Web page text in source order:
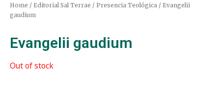
Home / Editorial Sal Terrae / Presencia Teológica / Evangelii
gaudium
Evangelii gaudium
Out of stock